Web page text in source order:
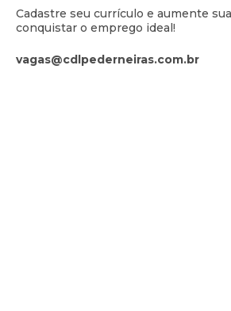
Cadastre seu currículo e aumente
conquistar o emprego ideal!
vagas@cdlpederneiras.com.br